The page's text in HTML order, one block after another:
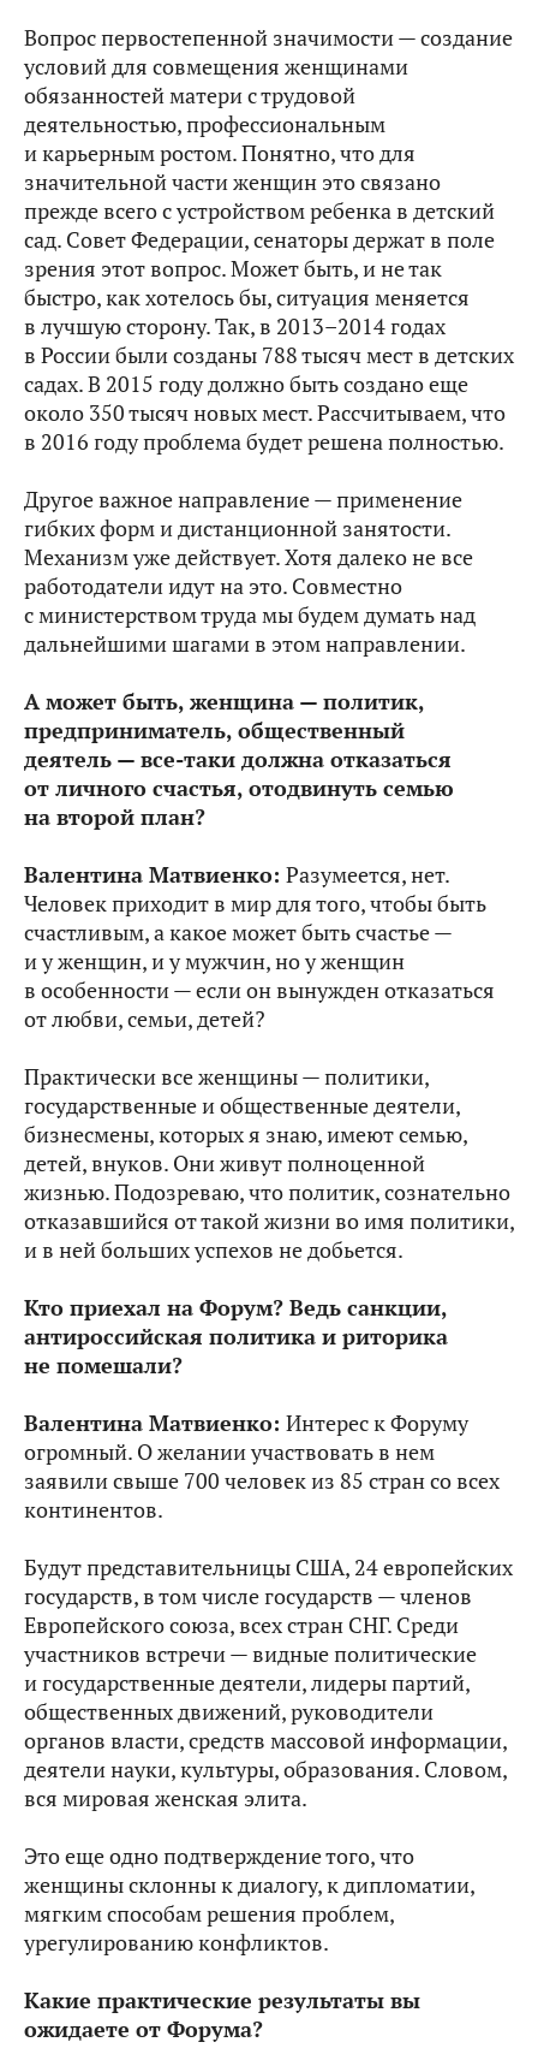
Вопрос первостепенной значимости — создание
условий для совмещения женщинами
обязанностей матери с трудовой
деятельностью, профессиональным
и карьерным ростом. Понятно, что для
значительной части женщин это связано
прежде всего с устройством ребенка в детский
сад. Совет Федерации, сенаторы держат в поле
зрения этот вопрос. Может быть, и не так
быстро, как хотелось бы, ситуация меняется
в лучшую сторону. Так, в 2013–2014 годах
в России были созданы 788 тысяч мест в детских
садах. В 2015 году должно быть создано еще
около 350 тысяч новых мест. Рассчитываем, что
в 2016 году проблема будет решена полностью.
Другое важное направление — применение
гибких форм и дистанционной занятости.
Механизм уже действует. Хотя далеко не все
работодатели идут на это. Совместно
с министерством труда мы будем думать над
дальнейшими шагами в этом направлении.
А может быть, женщина — политик,
предприниматель, общественный
деятель — все‑таки должна отказаться
от личного счастья, отодвинуть семью
на второй план?
Валентина Матвиенко: Разумеется, нет.
Человек приходит в мир для того, чтобы быть
счастливым, а какое может быть счастье —
и у женщин, и у мужчин, но у женщин
в особенности — если он вынужден отказаться
от любви, семьи, детей?
Практически все женщины — политики,
государственные и общественные деятели,
бизнесмены, которых я знаю, имеют семью,
детей, внуков. Они живут полноценной
жизнью. Подозреваю, что политик, сознательно
отказавшийся от такой жизни во имя политики,
и в ней больших успехов не добьется.
Кто приехал на Форум? Ведь санкции,
антироссийская политика и риторика
не помешали?
Валентина Матвиенко: Интерес к Форуму
огромный. О желании участвовать в нем
заявили свыше 700 человек из 85 стран со всех
континентов.
Будут представительницы США, 24 европейских
государств, в том числе государств — членов
Европейского союза, всех стран СНГ. Среди
участников встречи — видные политические
и государственные деятели, лидеры партий,
общественных движений, руководители
органов власти, средств массовой информации,
деятели науки, культуры, образования. Словом,
вся мировая женская элита.
Это еще одно подтверждение того, что
женщины склонны к диалогу, к дипломатии,
мягким способам решения проблем,
урегулированию конфликтов.
Какие практические результаты вы
ожидаете от Форума?